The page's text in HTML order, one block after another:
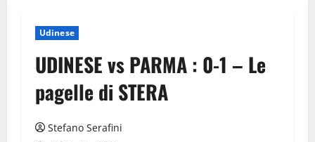
Udinese
UDINESE vs PARMA : 0-1 – Le
pagelle di STERA
Stefano Serafini